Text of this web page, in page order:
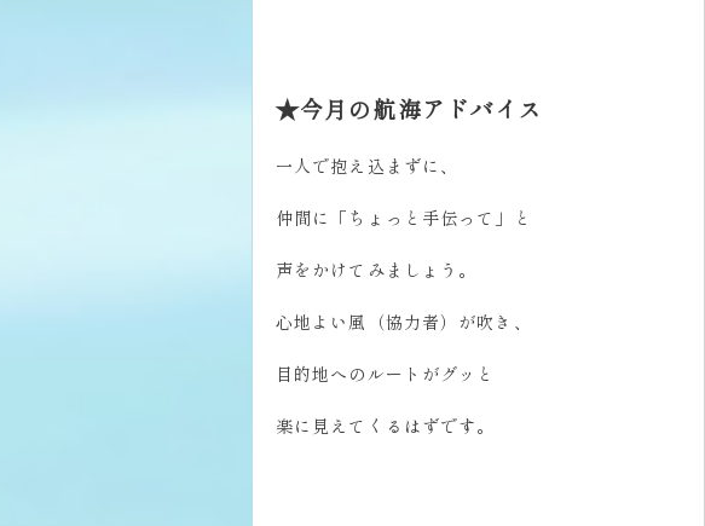
★今月の航海アドバイス
一人で抱え込まずに、
仲間に「ちょっと手伝って」と
声をかけてみましょう。
心地よい風（協力者）が吹き、
目的地へのルートがグッと
楽に見えてくるはずです。